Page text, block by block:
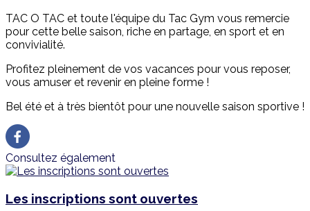
TAC O TAC et toute l'équipe du Tac Gym vous remercie
pour cette belle saison, riche en partage, en sport et en
convivialité.
Profitez pleinement de vos vacances pour vous reposer,
vous amuser et revenir en pleine forme !
Bel été et à très bientôt pour une nouvelle saison sportive !
Consultez également
Les inscriptions sont ouvertes